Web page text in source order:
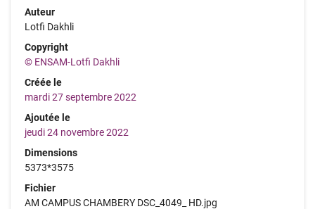
Auteur
Lotfi Dakhli
Copyright
© ENSAM-Lotfi Dakhli
Créée le
mardi 27 septembre 2022
Ajoutée le
jeudi 24 novembre 2022
Dimensions
5373*3575
Fichier
AM CAMPUS CHAMBERY DSC_4049_ HD.jpg